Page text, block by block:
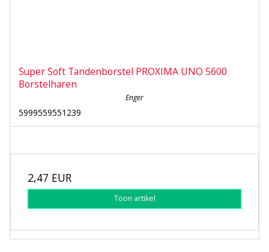
Super Soft Tandenborstel PROXIMA UNO 5600
Borstelharen
Enger
5999559551239
2,47 EUR
Toon artikel